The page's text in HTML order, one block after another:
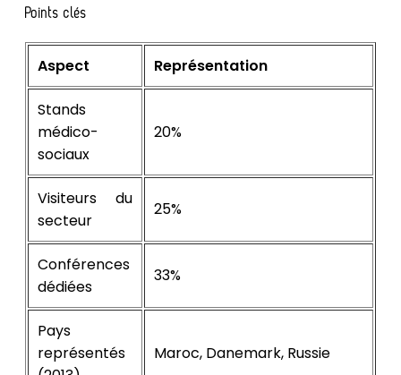
Points clés
Aspect Représentation
Stands
médico-
sociaux
20%
Visiteurs du
secteur
25%
Conférences
dédiées
33%
Pays
représentés
Maroc, Danemark, Russie